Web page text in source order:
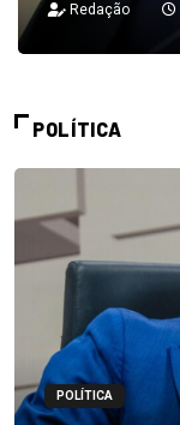
Redação
POLÍTICA
POLÍTICA